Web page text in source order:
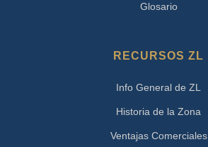
Glosario
RECURSOS ZL
Info General de ZL
Historia de la Zona
Ventajas Comerciales